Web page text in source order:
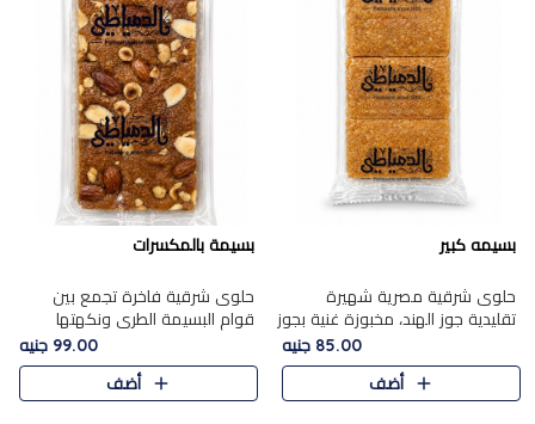
بسيمه كبير
حلوى شرقية مصرية شهيرة
تقليدية جوز الهند، مخبوزة غنية بجوز
الهند، بلمسه ذهبية وتتميز بقوامها
المرمل وطعمها اللذيذ الذي يشبه
البسبوسة. تُخبز..
85.00 جنيه
أضف
بسيمة بالمكسرات
حلوى شرقية فاخرة تجمع بين
قوام البسيمة الطري ونكهتها
الغنية، مزينة بتشكيلة مختارة من
اللوز والبندق والمكسرات الفاخرة.
مزيج متوازن من القوام ..
99.00 جنيه
أضف